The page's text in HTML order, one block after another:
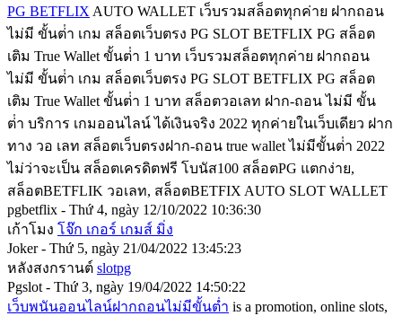
PG BETFLIX AUTO WALLET เว็บรวมสล็อตทุกค่าย ฝากถอน
ไม่มี ขั้นต่ํา เกม สล็อตเว็บตรง PG SLOT BETFLIX PG สล็อต
เติม True Wallet ขั้นต่ํา 1 บาท เว็บรวมสล็อตทุกค่าย ฝากถอน
ไม่มี ขั้นต่ํา เกม สล็อตเว็บตรง PG SLOT BETFLIX PG สล็อต
เติม True Wallet ขั้นต่ํา 1 บาท สล็อตวอเลท ฝาก-ถอน ไม่มี ขั้น
ต่ํา บริการ เกมออนไลน์ ได้เงินจริง 2022 ทุกค่ายในเว็บเดียว ฝาก
ทาง วอ เลท สล็อตเว็บตรงฝาก-ถอน true wallet ไม่มีขั้นต่ํา 2022
ไม่ว่าจะเป็น สล็อตเครดิตฟรี โบนัส100 สล็อตPG แตกง่าย,
สล็อตBETFLIK วอเลท, สล็อตBETFIX AUTO SLOT WALLET
pgbetflix - Thứ 4, ngày 12/10/2022 10:36:30
เก้าโมง โจ๊ก เกอร์ เกมส์ มิ่ง
Joker - Thứ 5, ngày 21/04/2022 13:45:23
หลังสงกรานต์ slotpg
Pgslot - Thứ 3, ngày 19/04/2022 14:50:22
เว็บพนันออนไลน์ฝากถอนไม่มีขั้นต่ำ is a promotion, online slots,